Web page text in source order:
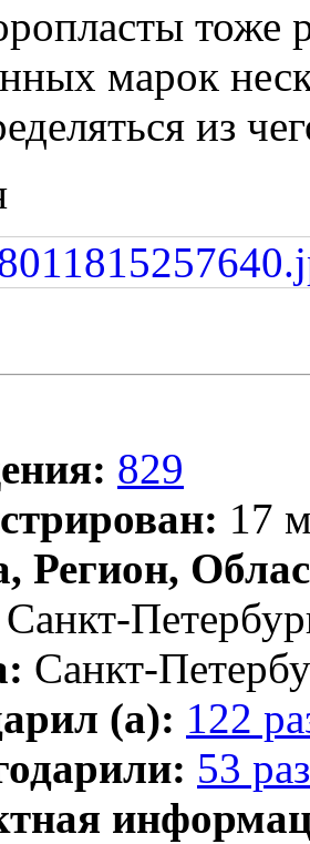
тоже
марок
из
829
17
Регион,
Санкт-
Санкт-
(а): 122
53